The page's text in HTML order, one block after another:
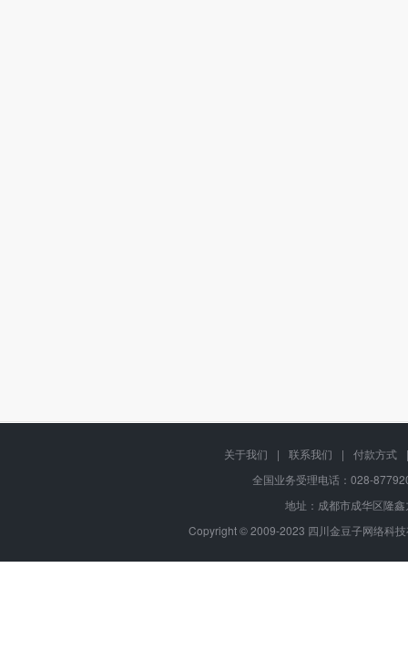
关于我们 | 联系我们 | 付款方式
|
全国业务受理电话：028-
地址：成都市成华区隆
Copyright © 2009-2023 四川金豆子网络科